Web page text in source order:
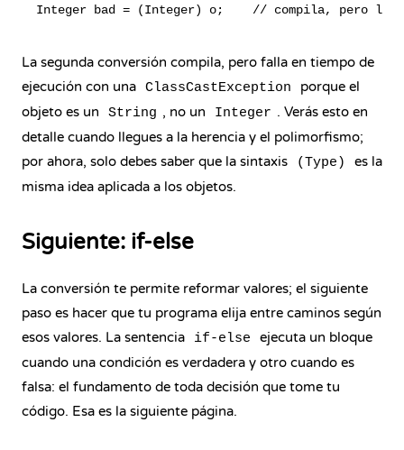
La segunda conversión compila, pero falla en tiempo de
ejecución con una ClassCastException
porque el
objeto es un
String , no un Integer . Verás esto en
detalle cuando llegues a la herencia y el polimorfismo;
por ahora, solo debes saber que la sintaxis
(Type)
es la
misma idea aplicada a los objetos.
Siguiente: if-else
La conversión te permite reformar valores; el siguiente
paso es hacer que tu programa elija entre caminos según
esos valores. La sentencia
if-else
ejecuta un bloque
cuando una condición es verdadera y otro cuando es
falsa: el fundamento de toda decisión que tome tu
código. Esa es la siguiente página.